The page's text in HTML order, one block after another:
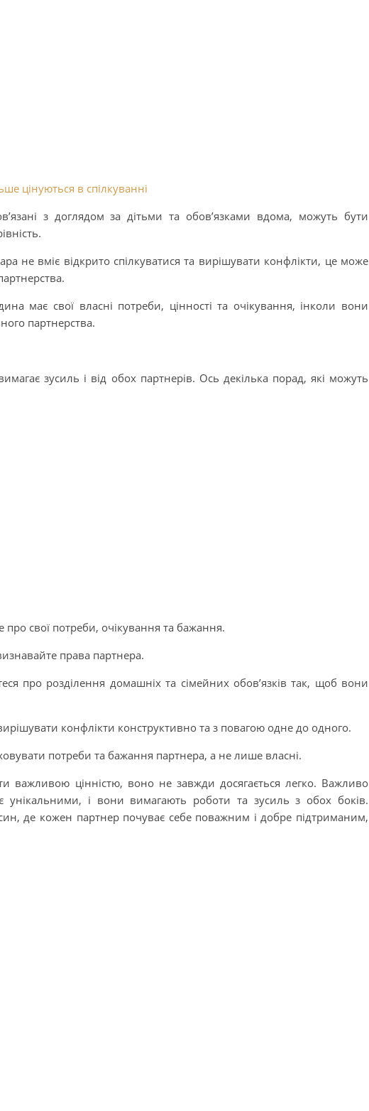
цінуються в спілкуванні
з доглядом за дітьми та обов’язками вдома, можуть бути
не вміє відкрито спілкуватися та вирішувати конфлікти, це може
має свої власні потреби, цінності та очікування, інколи вони
партнерства.
зусиль і від обох партнерів. Ось декілька порад, які можуть
про свої потреби, очікування та бажання.
права партнера.
про розділення домашніх та сімейних обов’язків так, щоб вони
конфлікти конструктивно та з повагою одне до одного.
потреби та бажання партнера, а не лише власні.
важливою цінністю, воно не завжди досягається легко. Важливо
унікальними, і вони вимагають роботи та зусиль з обох боків.
де кожен партнер почуває себе поважним і добре підтриманим,